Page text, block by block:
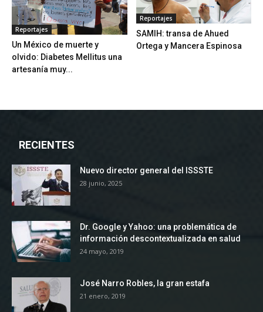
Reportajes
Un México de muerte y
olvido: Diabetes Mellitus una
artesanía muy...
Reportajes
SAMIH: transa de Ahued
Ortega y Mancera Espinosa
RECIENTES
Nuevo director general del ISSSTE
28 junio, 2025
Dr. Google y Yahoo: una problemática de
información descontextualizada en salud
24 mayo, 2019
José Narro Robles, la gran estafa
21 enero, 2019